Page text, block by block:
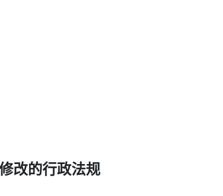
改的行政法规